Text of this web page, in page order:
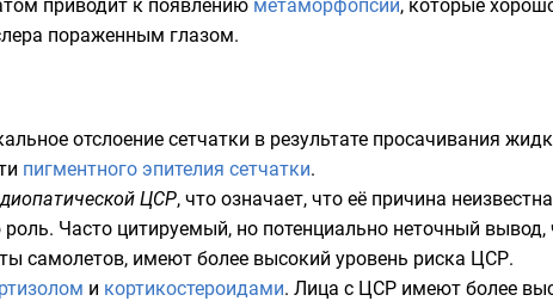
приводит к появлению метаморфопсий, которые
пораженным глазом.
отслоение сетчатки в результате просачивания
пигментного эпителия сетчатки.
ЦСР, что означает, что её причина
Часто цитируемый, но потенциально неточный вывод,
самолетов, имеют более высокий уровень риска ЦСР.
и кортикостероидами. Лица с ЦСР имеют более